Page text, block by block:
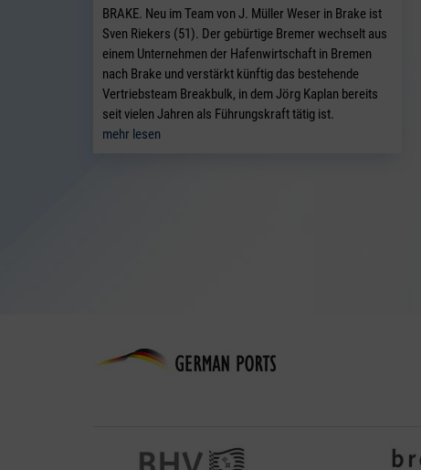
BRAKE. Neu im Team von J. Müller Weser in Brake ist
Sven Riekers (51). Der gebürtige Bremer wechselt aus
einem Unternehmen der Hafenwirtschaft in Bremen
nach Brake und verstärkt künftig das bestehende
Vertriebsteam Breakbulk, in dem Jörg Kaplan bereits
seit vielen Jahren als Führungskraft tätig ist.
mehr lesen